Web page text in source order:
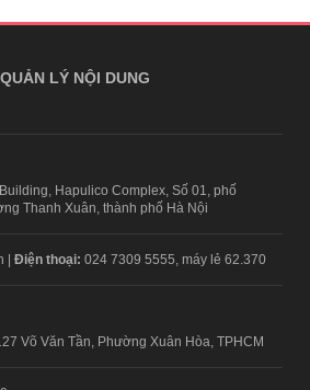
LÝ NỘI DUNG
Hapulico Complex, Số 01, phố
Thanh Xuân, thành phố Hà Nội
| Điện thoại: 024 7309 5555, máy lẻ 62.370
Võ Văn Tần, Phường Xuân Hòa, TPHCM